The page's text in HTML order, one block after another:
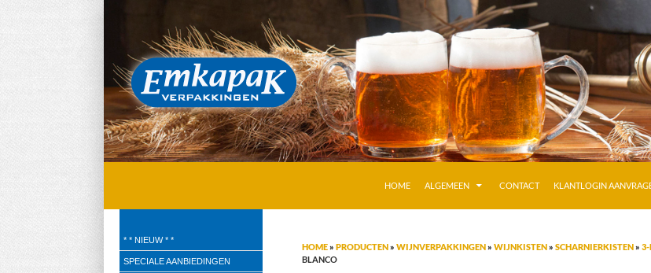
HOME
ALGEMEEN CONTACT KLANTLOGIN
HOME» PRODUCTEN» WIJNVERPAKKINGEN» WIJNKISTEN» SCHARNIERKISTEN» 3-
BLANCO
Verpakkingen
* * NIEUW * *
SPECIALE AANBIEDINGEN